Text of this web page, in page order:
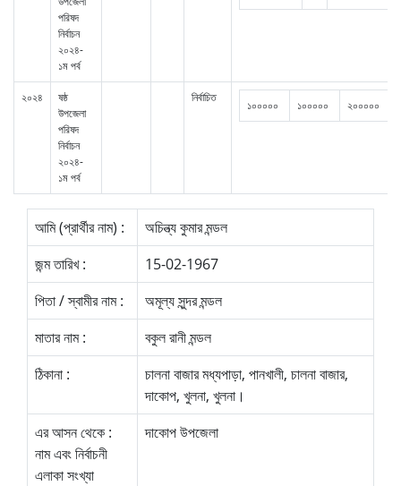
পরিষদ
নির্বাচন
২০২৪-
১ম পর্ব
২০২৪
ষষ্ঠ
উপজেলা
পরিষদ
নির্বাচন
২০২৪-
১ম পর্ব
নির্বাচিত
১০০০০০ ১০০০০০ ২০০০০০
আমি (প্রার্থীর নাম) :
অচিন্ত্য কুমার মন্ডল
জন্ম তারিখ :
15-02-1967
পিতা / স্বামীর নাম :
অমূল্য সুন্দর মন্ডল
মাতার নাম :
বকুল রানী মন্ডল
ঠিকানা :
চালনা বাজার মধ্যপাড়া, পানখালী, চালনা বাজার,
দাকোপ, খুলনা, খুলনা।
এর আসন থেকে :
নাম এবং নির্বাচনী
এলাকা সংখ্যা
দাকোপ উপজেলা